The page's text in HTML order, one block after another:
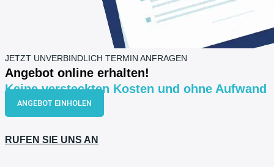
JETZT UNVERBINDLICH TERMIN ANFRAGEN
Angebot online erhalten!
Keine versteckten Kosten und ohne Aufwand
ANGEBOT EINHOLEN
RUFEN SIE UNS AN